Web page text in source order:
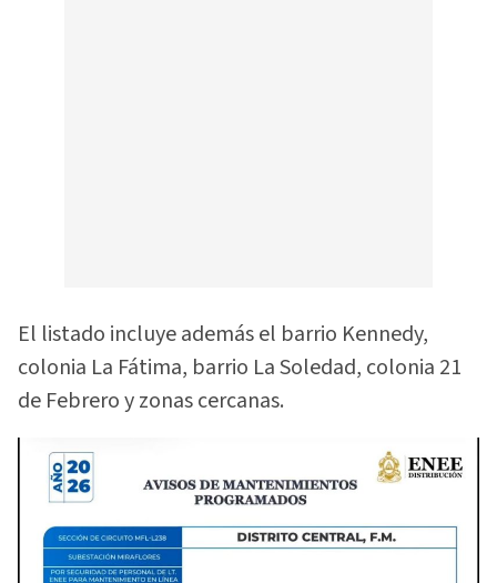
El listado incluye además el barrio Kennedy,
colonia La Fátima, barrio La Soledad, colonia 21
de Febrero y zonas cercanas.